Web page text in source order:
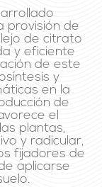
provisión de
de citrato
y eficiente
de este
y
en la
de
el
plantas,
y radicular,
fijadores de
aplicarse